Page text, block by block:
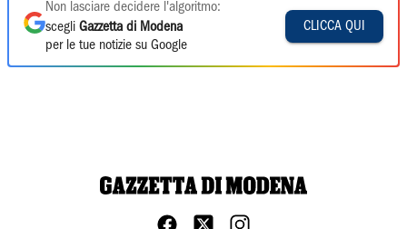
Non lasciare decidere l'algoritmo:
scegli Gazzetta di Modena
per le tue notizie su Google
CLICCA QUI